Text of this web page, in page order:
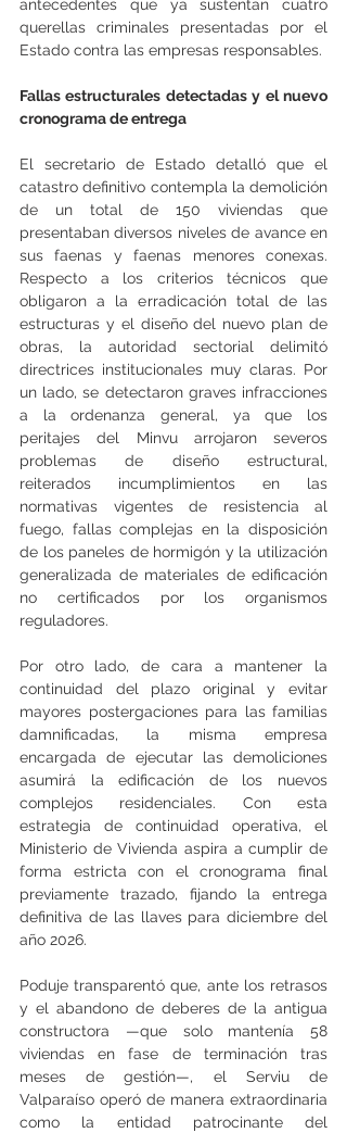
antecedentes que ya sustentan cuatro
querellas criminales presentadas por el
Estado contra las empresas responsables.
Fallas estructurales detectadas y el nuevo
cronograma de entrega
El secretario de Estado detalló que el
catastro definitivo contempla la demolición
de un total de 150 viviendas que
presentaban diversos niveles de avance en
sus faenas y faenas menores conexas.
Respecto a los criterios técnicos que
obligaron a la erradicación total de las
estructuras y el diseño del nuevo plan de
obras, la autoridad sectorial delimitó
directrices institucionales muy claras. Por
un lado, se detectaron graves infracciones
a la ordenanza general, ya que los
peritajes del Minvu arrojaron severos
problemas de diseño estructural,
reiterados incumplimientos en las
normativas vigentes de resistencia al
fuego, fallas complejas en la disposición
de los paneles de hormigón y la utilización
generalizada de materiales de edificación
no certificados por los organismos
reguladores.
Por otro lado, de cara a mantener la
continuidad del plazo original y evitar
mayores postergaciones para las familias
damnificadas, la misma empresa
encargada de ejecutar las demoliciones
asumirá la edificación de los nuevos
complejos residenciales. Con esta
estrategia de continuidad operativa, el
Ministerio de Vivienda aspira a cumplir de
forma estricta con el cronograma final
previamente trazado, fijando la entrega
definitiva de las llaves para diciembre del
año 2026.
Poduje transparentó que, ante los retrasos
y el abandono de deberes de la antigua
constructora —que solo mantenía 58
viviendas en fase de terminación tras
meses de gestión—, el Serviu de
Valparaíso operó de manera extraordinaria
como la entidad patrocinante del